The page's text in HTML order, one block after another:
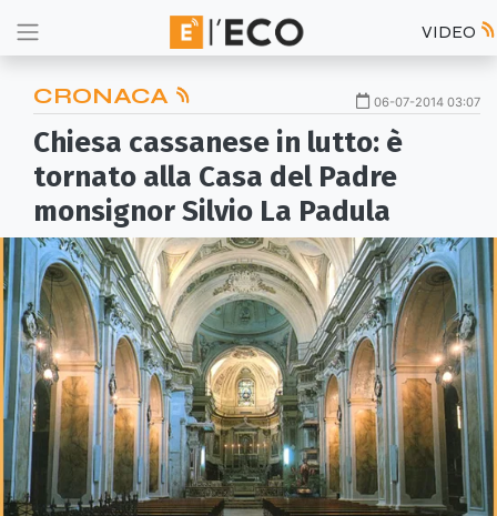
VIDEO
CRONACA 06-07-2014 03:07
Chiesa cassanese in lutto: è
tornato alla Casa del Padre
monsignor Silvio La Padula